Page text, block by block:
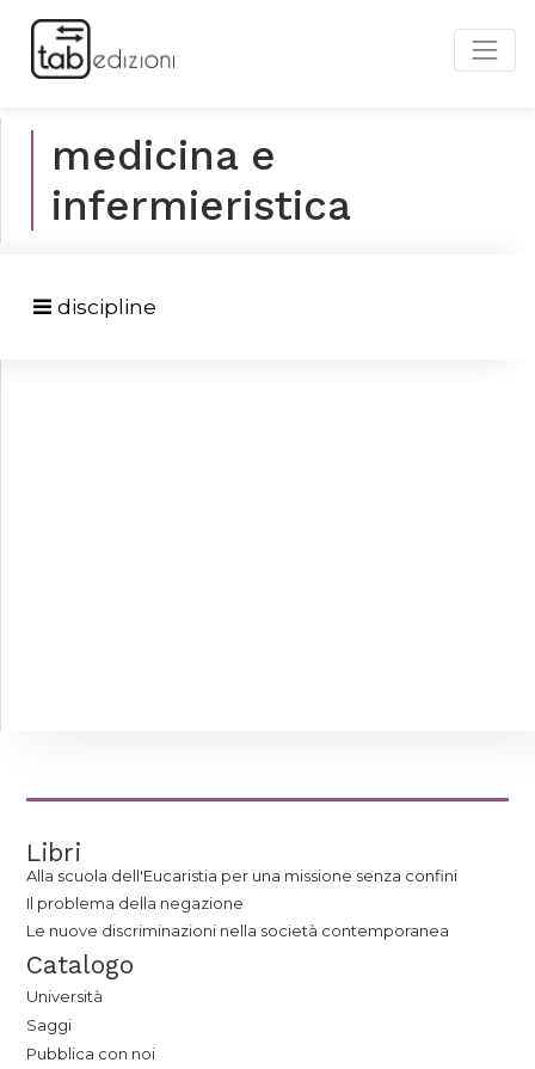
medicina e
infermieristica
discipline
Libri
Alla scuola dell'Eucaristia per una missione senza confini
Il problema della negazione
Le nuove discriminazioni nella società contemporanea
Catalogo
Università
Saggi
Pubblica con noi